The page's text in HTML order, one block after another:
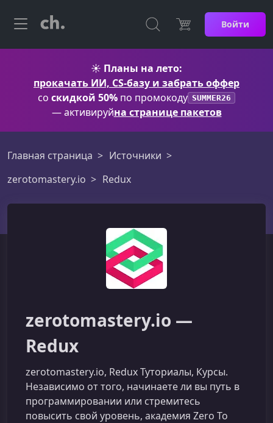
Войти
☀️ Планы на лето:
прокачать ИИ, CS-базу и забрать оффер
со скидкой 50% по промокоду SUMMER26
— активируйна странице пакетов
Главная страница
Источники
zerotomastery.io
Redux
zerotomastery.io —
Redux
zerotomastery.io, Redux Туториалы, Курсы.
Независимо от того, начинаете ли вы путь в
программировании или стремитесь
повысить свой уровень, академия Zero To